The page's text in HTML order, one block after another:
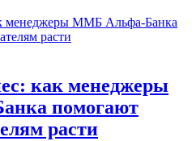
как менеджеры
помогают
расти